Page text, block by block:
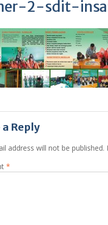
2-sdit-
a Reply
address will not be published.
*